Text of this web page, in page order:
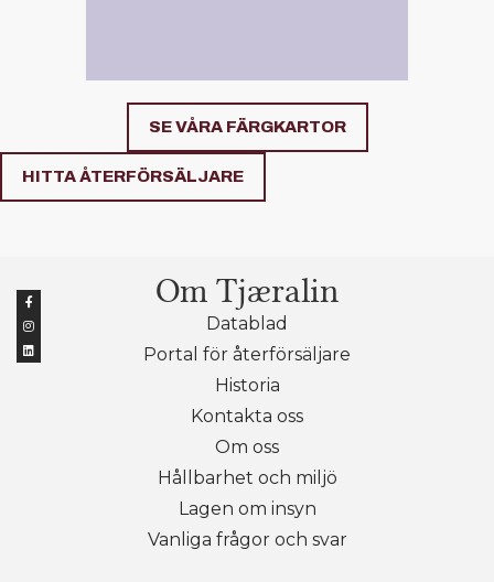
SE VÅRA FÄRGKARTOR
HITTA ÅTERFÖRSÄLJARE
Om Tjæralin
Datablad
Portal för återförsäljare
Historia
Kontakta oss
Om oss
Hållbarhet och miljö
Lagen om insyn
Vanliga frågor och svar